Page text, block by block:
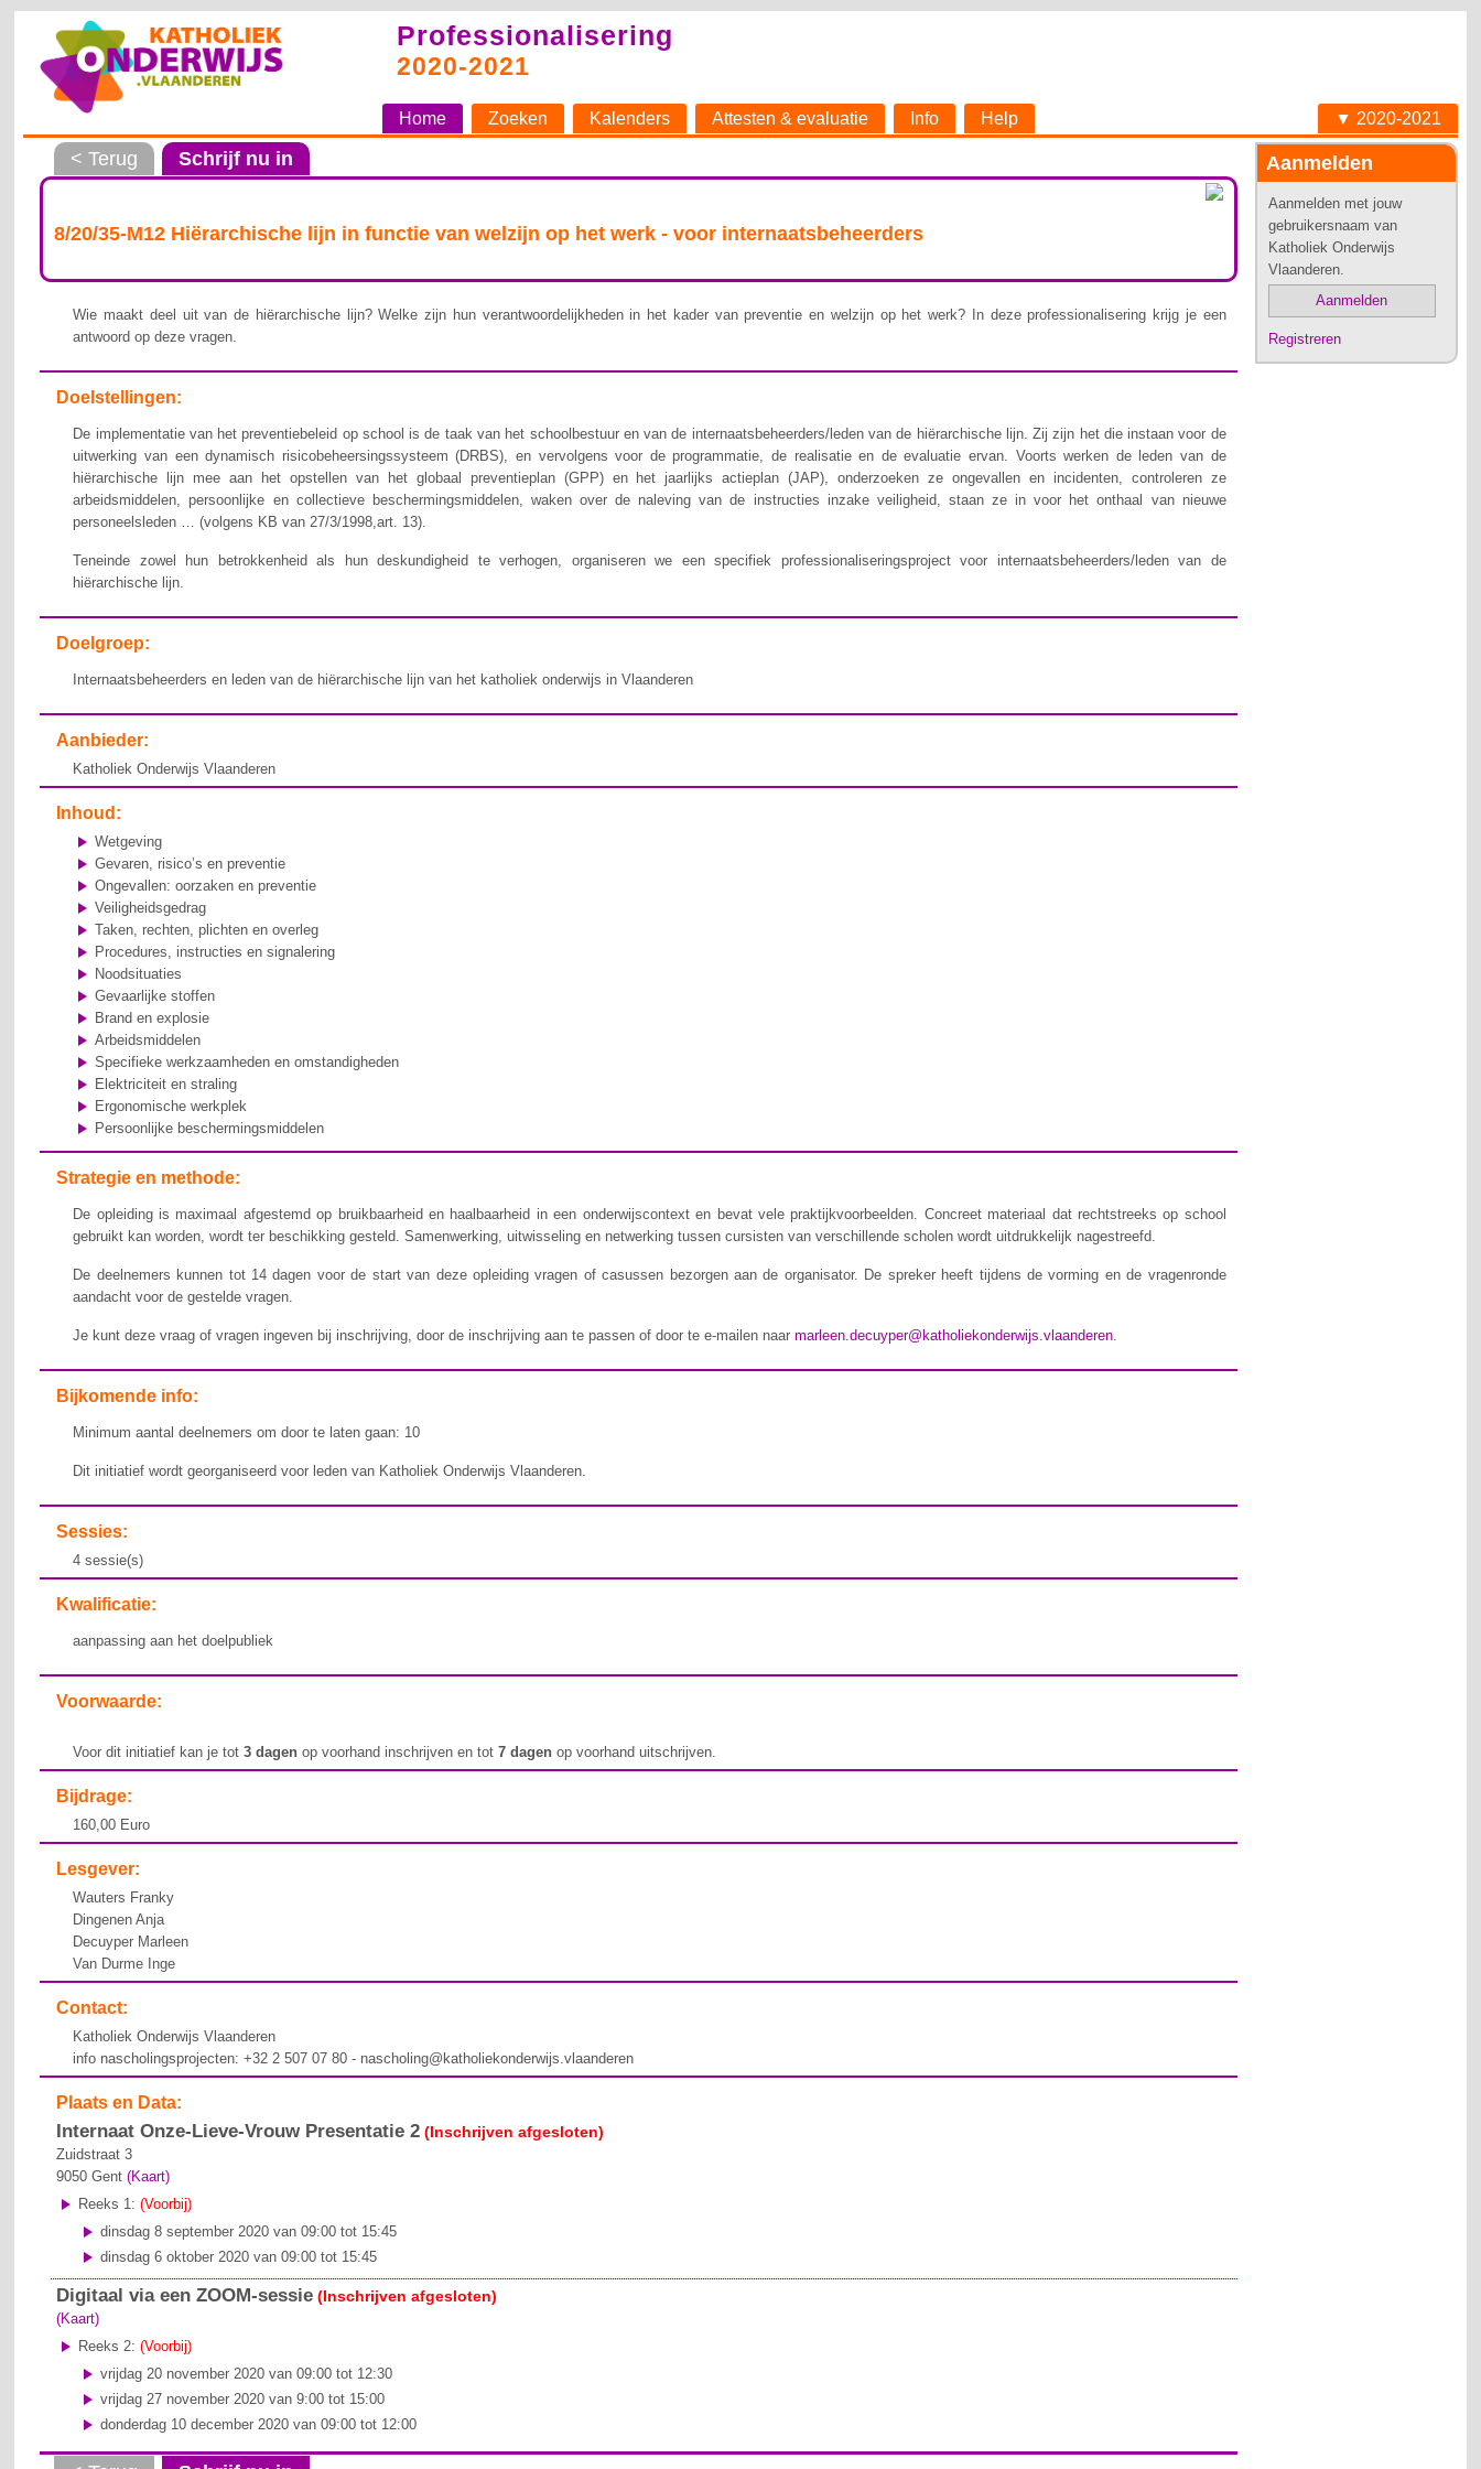
Professionalisering
2020-2021
Home Zoeken Kalenders Attesten & evaluatie Info Help ▼ 2020-2021
Aanmelden
Aanmelden met jouw
gebruikersnaam van
Katholiek Onderwijs
Vlaanderen.
Aanmelden
Registreren
< Terug Schrijf nu in
8/20/35-M12 Hiërarchische lijn in functie van welzijn op het werk - voor internaatsbeheerders
Wie maakt deel uit van de hiërarchische lijn? Welke zijn hun verantwoordelijkheden in het kader van preventie en welzijn op het werk? In deze professionalisering krijg je een
antwoord op deze vragen.
Doelstellingen:
De implementatie van het preventiebeleid op school is de taak van het schoolbestuur en van de internaatsbeheerders/leden van de hiërarchische lijn. Zij zijn het die instaan voor de
uitwerking van een dynamisch risicobeheersingssysteem (DRBS), en vervolgens voor de programmatie, de realisatie en de evaluatie ervan. Voorts werken de leden van de
hiërarchische lijn mee aan het opstellen van het globaal preventieplan (GPP) en het jaarlijks actieplan (JAP), onderzoeken ze ongevallen en incidenten, controleren ze
arbeidsmiddelen, persoonlijke en collectieve beschermingsmiddelen, waken over de naleving van de instructies inzake veiligheid, staan ze in voor het onthaal van nieuwe
personeelsleden … (volgens KB van 27/3/1998,art. 13).
Teneinde zowel hun betrokkenheid als hun deskundigheid te verhogen, organiseren we een specifiek professionaliseringsproject voor internaatsbeheerders/leden van de
hiërarchische lijn.
Doelgroep:
Internaatsbeheerders en leden van de hiërarchische lijn van het katholiek onderwijs in Vlaanderen
Aanbieder:
Katholiek Onderwijs Vlaanderen
Inhoud:
Wetgeving
Gevaren, risico’s en preventie
Ongevallen: oorzaken en preventie
Veiligheidsgedrag
Taken, rechten, plichten en overleg
Procedures, instructies en signalering
Noodsituaties
Gevaarlijke stoffen
Brand en explosie
Arbeidsmiddelen
Specifieke werkzaamheden en omstandigheden
Elektriciteit en straling
Ergonomische werkplek
Persoonlijke beschermingsmiddelen
Strategie en methode:
De opleiding is maximaal afgestemd op bruikbaarheid en haalbaarheid in een onderwijscontext en bevat vele praktijkvoorbeelden. Concreet materiaal dat rechtstreeks op school
gebruikt kan worden, wordt ter beschikking gesteld. Samenwerking, uitwisseling en netwerking tussen cursisten van verschillende scholen wordt uitdrukkelijk nagestreefd.
De deelnemers kunnen tot 14 dagen voor de start van deze opleiding vragen of casussen bezorgen aan de organisator. De spreker heeft tijdens de vorming en de vragenronde
aandacht voor de gestelde vragen.
Je kunt deze vraag of vragen ingeven bij inschrijving, door de inschrijving aan te passen of door te e-mailen naarmarleen.decuyper@katholiekonderwijs.vlaanderen.
Bijkomende info:
Minimum aantal deelnemers om door te laten gaan: 10
Dit initiatief wordt georganiseerd voor leden van Katholiek Onderwijs Vlaanderen.
Sessies:
4 sessie(s)
Kwalificatie:
aanpassing aan het doelpubliek
Voorwaarde:
Voor dit initiatief kan je tot3 dagen op voorhand inschrijven en tot7 dagenop voorhand uitschrijven.
Bijdrage:
160,00 Euro
Lesgever:
Wauters Franky
Dingenen Anja
Decuyper Marleen
Van Durme Inge
Contact:
Katholiek Onderwijs Vlaanderen
info nascholingsprojecten: +32 2 507 07 80 - nascholing@katholiekonderwijs.vlaanderen
Plaats en Data:
Internaat Onze-Lieve-Vrouw Presentatie 2 (Inschrijven afgesloten)
Zuidstraat 3
9050 Gent (Kaart)
Reeks 1:(Voorbij)
dinsdag 8 september 2020 van 09:00 tot 15:45
dinsdag 6 oktober 2020 van 09:00 tot 15:45
Digitaal via een ZOOM-sessie (Inschrijven afgesloten)
(Kaart)
Reeks 2:(Voorbij)
vrijdag 20 november 2020 van 09:00 tot 12:30
vrijdag 27 november 2020 van 9:00 tot 15:00
donderdag 10 december 2020 van 09:00 tot 12:00